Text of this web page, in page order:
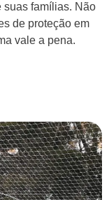
suas famílias. Não
de proteção em
vale a pena.